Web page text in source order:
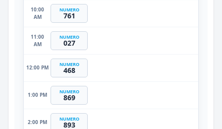
10:00
AM
NUMERO
761
11:00
AM
NUMERO
027
12:00 PM NUMERO
468
1:00 PM NUMERO
869
2:00 PM NUMERO
893